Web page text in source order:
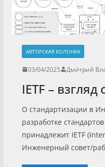
АВТОРСКАЯ КОЛОНКА
03/04/2025 Дми́трий
IETF –
О стандартизации в
разработке
принадлежит IETF
Инженерный совет/